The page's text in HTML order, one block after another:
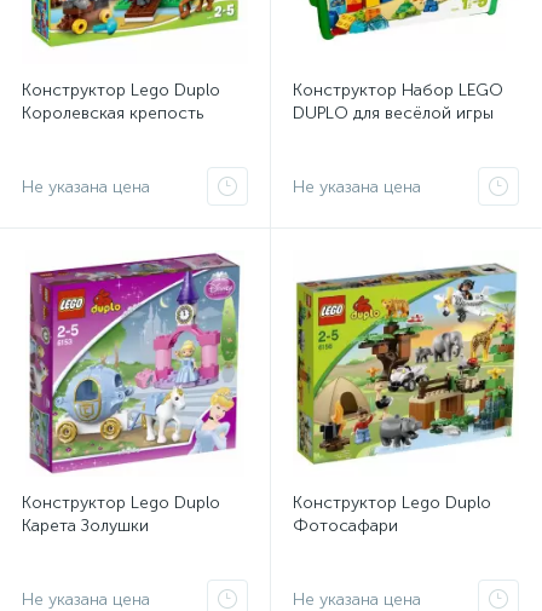
Конструктор Lego Duplo
Королевская крепость
Не указана цена
Конструктор Набор LEGO
DUPLO для весёлой игры
Не указана цена
Конструктор Lego Duplo
Карета Золушки
Не указана цена
Конструктор Lego Duplo
Фотосафари
Не указана цена